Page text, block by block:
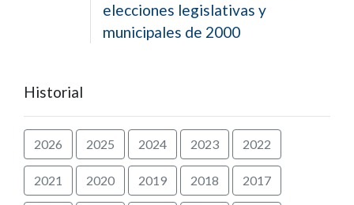
elecciones legislativas y
municipales de 2000
Historial
2026 2025 2024 2023 2022
2021 2020 2019 2018 2017